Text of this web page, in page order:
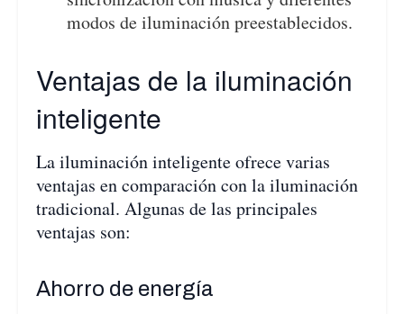
modos de iluminación preestablecidos.
Ventajas de la iluminación
inteligente
La iluminación inteligente ofrece varias
ventajas en comparación con la iluminación
tradicional. Algunas de las principales
ventajas son:
Ahorro de energía